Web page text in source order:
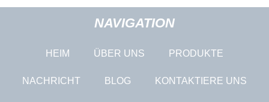
NAVIGATION
HEIM ÜBER UNS PRODUKTE
NACHRICHT BLOG KONTAKTIERE UNS